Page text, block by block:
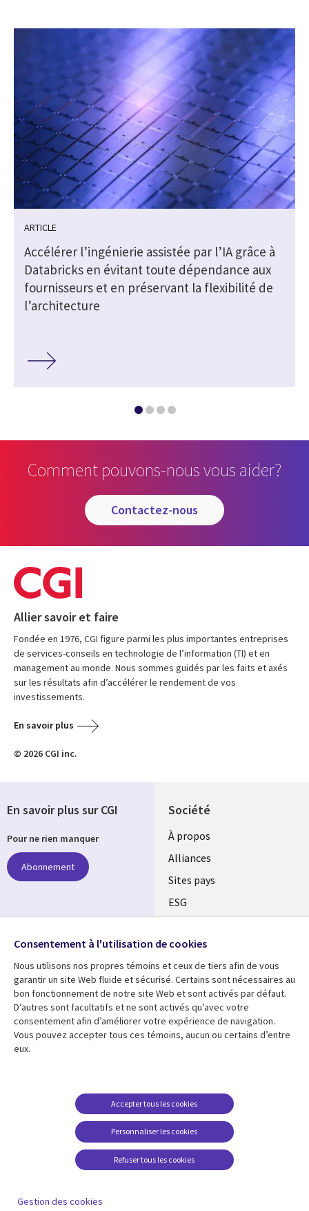
ARTICLE
Accélérer l’ingénierie assistée par l’IA grâce à
Databricks en évitant toute dépendance aux
fournisseurs et en préservant la flexibilité de
l’architecture
Comment pouvons-nous vous aider?
contactez-nous
Allier savoir et faire
Fondée en 1976, CGI figure parmi les plus importantes entreprises
de services-conseils en technologie de l’information (TI) et en
management au monde. Nous sommes guidés par les faits et axés
sur les résultats afin d’accélérer le rendement de vos
investissements.
En savoir plus
© 2026 CGI inc.
Société
À propos
Alliances
Sites pays
ESG
Fusions
Salle de presse
Ressources
Articles
Études de cas
Baladodiffusions
Support
Restrictions et
conditions juridiques
Carrières FAQ
Centre de gestion des
En savoir plus sur CGI
Pour ne rien manquer
Abonnement
Suivez-nous
Social
Media
Global
FR
Consentement à l'utilisation de cookies
Nous utilisons nos propres témoins et ceux de tiers afin de vous
garantir un site Web fluide et sécurisé. Certains sont nécessaires au
bon fonctionnement de notre site Web et sont activés par défaut.
D’autres sont facultatifs et ne sont activés qu’avec votre
consentement afin d’améliorer votre expérience de navigation.
Vous pouvez accepter tous ces témoins, aucun ou certains d’entre
eux.
Personnaliser les cookies
Accepter tous les cookies
Refuser tous les cookies
Gestion des cookies